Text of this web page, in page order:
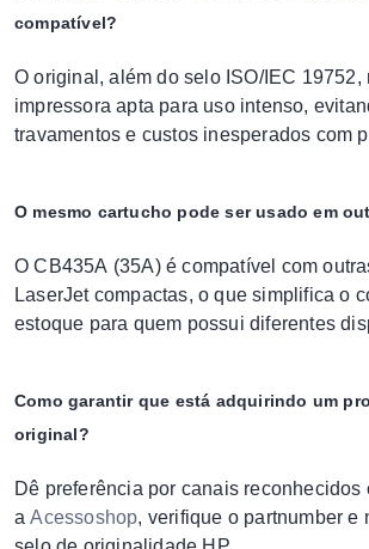
compatível?
O original, além do selo ISO/IEC 19752,
impressora apta para uso intenso,
travamentos e custos inesperados com
O mesmo cartucho pode ser usado em
O CB435A (35A) é compatível com
LaserJet compactas, o que simplifica o
estoque para quem possui diferentes
Como garantir que está adquirindo um
original?
Dê preferência por canais reconhecidos
aAcessoshop, verifique o partnumber e